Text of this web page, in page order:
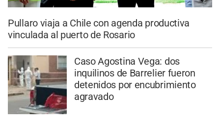
Pullaro viaja a Chile con agenda productiva
vinculada al puerto de Rosario
Caso Agostina Vega: dos
inquilinos de Barrelier fueron
detenidos por encubrimiento
agravado